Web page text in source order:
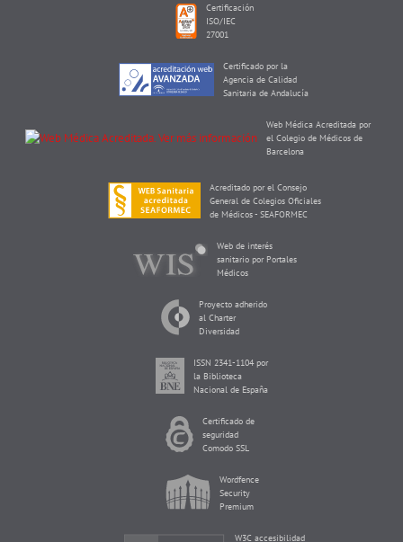
Certificación
ISO/IEC
27001
Certificado por la
Agencia de Calidad
Sanitaria de Andalucía
Web Médica Acreditada por
el Colegio de Médicos de
Barcelona
Acreditado por el Consejo
General de Colegios Oficiales
de Médicos - SEAFORMEC
Web de interés
sanitario por Portales
Médicos
Proyecto adherido
al Charter
Diversidad
ISSN 2341-1104 por
la Biblioteca
Nacional de España
Certificado de
seguridad
Comodo SSL
Wordfence
Security
Premium
W3C accesibilidad